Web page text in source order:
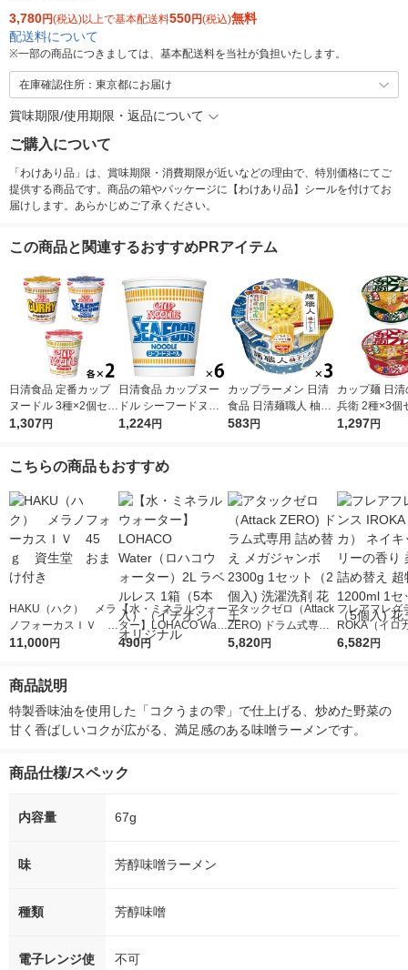
3,780円(税込)以上で基本配送料550円(税込)無料
配送料について
※一部の商品につきましては、基本配送料を当社が負担いたします。
在庫確認住所：東京都にお届け
賞味期限/使用期限・返品について
ご購入について
「わけあり品」は、賞味期限・消費期限が近いなどの理由で、特別価格にてご
提供する商品です。商品の箱やパッケージに【わけあり品】シールを付けてお
届けします。あらかじめご了承ください。
この商品と関連するおすすめPRアイテム
日清食品 定番カップ
ヌードル 3種×2個セッ
ト カップ麺 カップラ
1,307円
日清食品 カップヌー
ドル シーフードヌー
ドル カップ麺 カップ
1,224円
カップラーメン 日清
食品 日清麺職人 柚子
しお ノンフライめん
583円
カップ麺 日
兵衛 2種×3個
西日本 日清
1,297円
こちらの商品もおすすめ
HAKU（ハク） メラ
ノフォーカスＩＶ 4
5ｇ 資生堂 おまけ
11,000円
【水・ミネラルウォー
ター】LOHACO Wate
r（ロハコウォータ
490円
アタックゼロ（Attack
ZERO) ドラム式専用
詰め替え メガジャン
5,820円
フレアフレグ
ROKA（イロ
イキッドリリ
6,582円
商品説明
特製香味油を使用した「コクうまの雫」で仕上げる、炒めた野菜の
甘く香ばしいコクが広がる、満足感のある味噌ラーメンです。
商品仕様/スペック
内容量 67g
味 芳醇味噌ラーメン
種類 芳醇味噌
電子レンジ使 不可